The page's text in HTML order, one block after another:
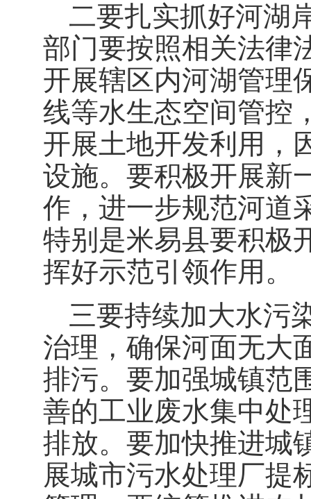
二要扎实抓好河湖
部门要按照相关法律
开展辖区内河湖管理
线等水生态空间管控
开展土地开发利用，
设施。要积极开展新
作，进一步规范河道
特别是米易县要积极
挥好示范引领作用。
三要持续加大水污
治理，确保河面无大
排污。要加强城镇范
善的工业废水集中处
排放。要加快推进城
展城市污水处理厂提